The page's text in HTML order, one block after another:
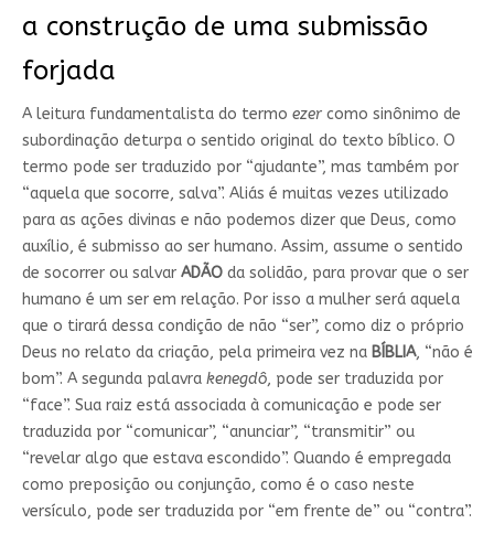
a construção de uma submissão
forjada
A leitura fundamentalista do termo ezercomo sinônimo de
subordinação deturpa o sentido original do texto bíblico. O
termo pode ser traduzido por “ajudante”, mas também por
“aquela que socorre, salva”. Aliás é muitas vezes utilizado
para as ações divinas e não podemos dizer que Deus, como
auxílio, é submisso ao ser humano. Assim, assume o sentido
de socorrer ou salvar ADÃOda solidão, para provar que o ser
humano é um ser em relação. Por isso a mulher será aquela
que o tirará dessa condição de não “ser”, como diz o próprio
Deus no relato da criação, pela primeira vez na BÍBLIA, “não é
bom”. A segunda palavra kenegdô, pode ser traduzida por
“face”. Sua raiz está associada à comunicação e pode ser
traduzida por “comunicar”, “anunciar”, “transmitir” ou
“revelar algo que estava escondido”. Quando é empregada
como preposição ou conjunção, como é o caso neste
versículo, pode ser traduzida por “em frente de” ou “contra”.